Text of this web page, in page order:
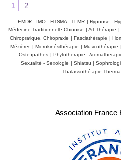
Association France
1
2
EMDR - IMO - HTSMA - TLMR | Hypnose -
Médecine Traditionnelle Chinoise | Art-Thérapie |
Chiropratique, Chiropraxie | Fasciathérapie |
Mézières | Microkinésithérapie | Musicothérapie |
Ostéopathes | Phytothérapie -
Sexualité - Sexologie | Shiatsu |
Thalassothérapie-